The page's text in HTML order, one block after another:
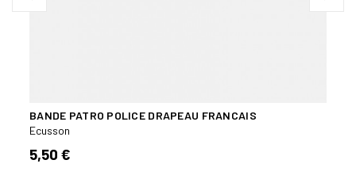
BANDE PATRO POLICE DRAPEAU FRANCAIS
Ecusson
5,50 €